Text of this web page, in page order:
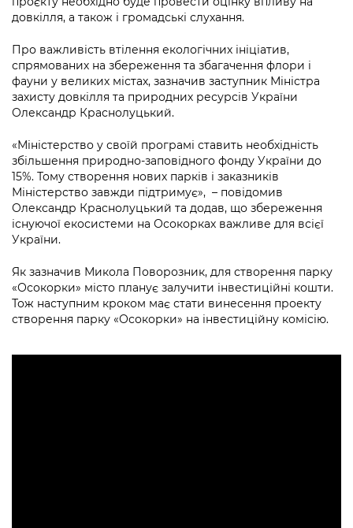
довкілля, а також і громадські слухання.
Про важливість втілення екологічних ініціатив,
спрямованих на збереження та збагачення флори і
фауни у великих містах, зазначив заступник Міністра
захисту довкілля та природних ресурсів України
Олександр Краснолуцький.
«Міністерство у своїй програмі ставить необхідність
збільшення природно-заповідного фонду України до
15%. Тому створення нових парків і заказників
Міністерство завжди підтримує», – повідомив
Олександр Краснолуцький та додав, що збереження
існуючої екосистеми на Осокорках важливе для всієї
України.
Як зазначив Микола Поворозник, для створення парку
«Осокорки» місто планує залучити інвестиційні кошти.
Тож наступним кроком має стати винесення проекту
створення парку «Осокорки» на інвестиційну комісію.